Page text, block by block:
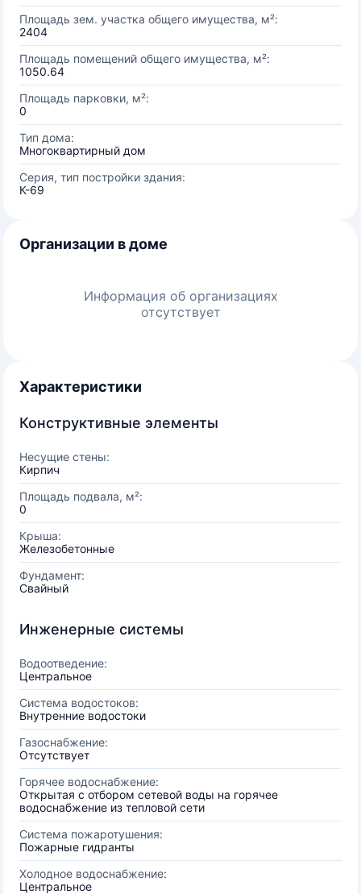
Площадь зем. участка общего имущества, м²:
2404
Площадь помещений общего имущества, м²:
1050.64
Площадь парковки, м²:
0
Тип дома:
Многоквартирный дом
Серия, тип постройки здания:
К-69
Организации в доме
Информация об организациях
отсутствует
Характеристики
Конструктивные элементы
Несущие стены:
Кирпич
Площадь подвала, м²:
0
Крыша:
Железобетонные
Фундамент:
Свайный
Инженерные системы
Водоотведение:
Центральное
Система водостоков:
Внутренние водостоки
Газоснабжение:
Отсутствует
Горячее водоснабжение:
Открытая с отбором сетевой воды на горячее
водоснабжение из тепловой сети
Система пожаротушения:
Пожарные гидранты
Холодное водоснабжение:
Центральное